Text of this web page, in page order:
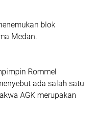
blok
Medan.
Rommel
ada salah satu
AGK merupakan